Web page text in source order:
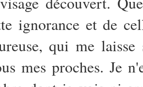
ignorance et de
qui me
mes proches. Je